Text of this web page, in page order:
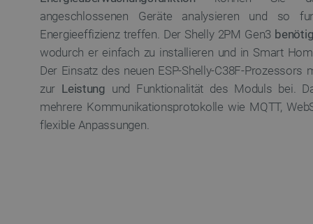
angeschlossenen Geräte analysieren und so
Energieeffizienz treffen. Der Shelly 2PM Gen3
wodurch er einfach zu installieren und in Smart
Der Einsatz des neuen ESP-Shelly-C38F-Prozessors
zur Leistung und Funktionalität des Moduls bei.
mehrere Kommunikationsprotokolle wie MQTT,
flexible Anpassungen.